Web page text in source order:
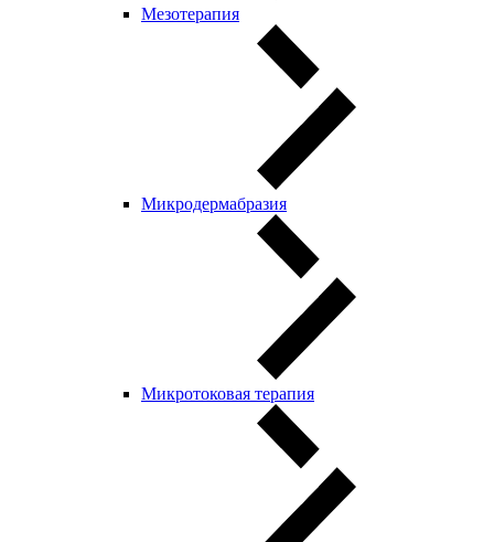
Мезотерапия
Микродермабразия
Микротоковая терапия